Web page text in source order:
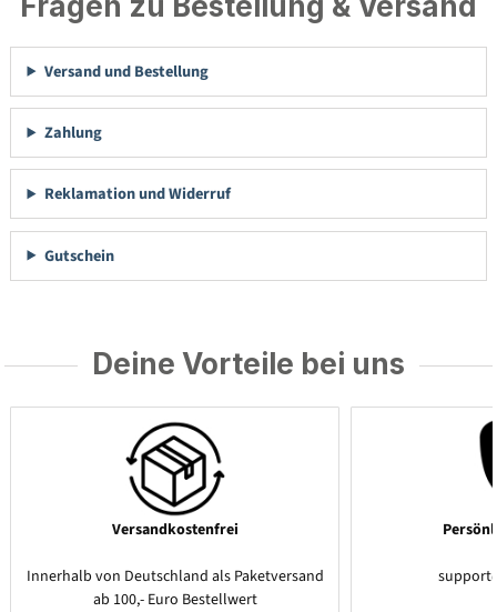
Versand und Bestellung
Zahlung
Reklamation und Widerruf
Gutschein
Deine Vorteile bei uns
Versandkostenfrei
Innerhalb von Deutschland als Paketversand
ab 100,- Euro Bestellwert